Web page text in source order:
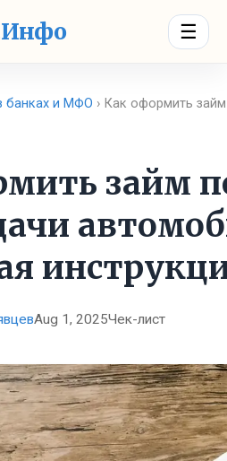
☰
банках и МФО › Как оформить
займ
Aug 1, 2025Чек-лист